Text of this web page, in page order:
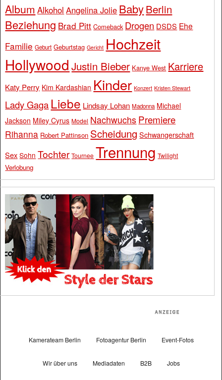
Album Alkohol Angelina Jolie BabyBerlin
Beziehung Brad Pitt Comeback Drogen DSDS Ehe
Familie Geburt Geburtstag Gericht Hochzeit
Hollywood Justin Bieber Kanye West Karriere
Katy Perry Kim Kardashian Kinder Konzert Kristen Stewart
Lady Gaga Liebe Lindsay Lohan Madonna Michael
Jackson Miley Cyrus Model Nachwuchs Premiere
Rihanna Robert Pattinson Scheidung Schwangerschaft
Sex Sohn Tochter Tournee Trennung Twilight
Verlobung
Kamerateam Berlin Fotoagentur Berlin Event-Fotos
Wir über uns Mediadaten B2B Jobs